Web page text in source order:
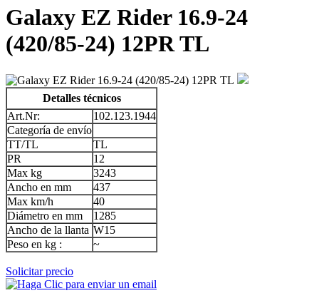
Galaxy EZ Rider 16.9-24
(420/85-24) 12PR TL
Detalles técnicos
Art.Nr:
102.123.1944
Categoría de envío
TT/TL
TL
PR
12
Max kg
3243
Ancho en mm
437
Max km/h
40
Diámetro en mm
1285
Ancho de la llanta W15
Peso en kg :
~
Solicitar precio